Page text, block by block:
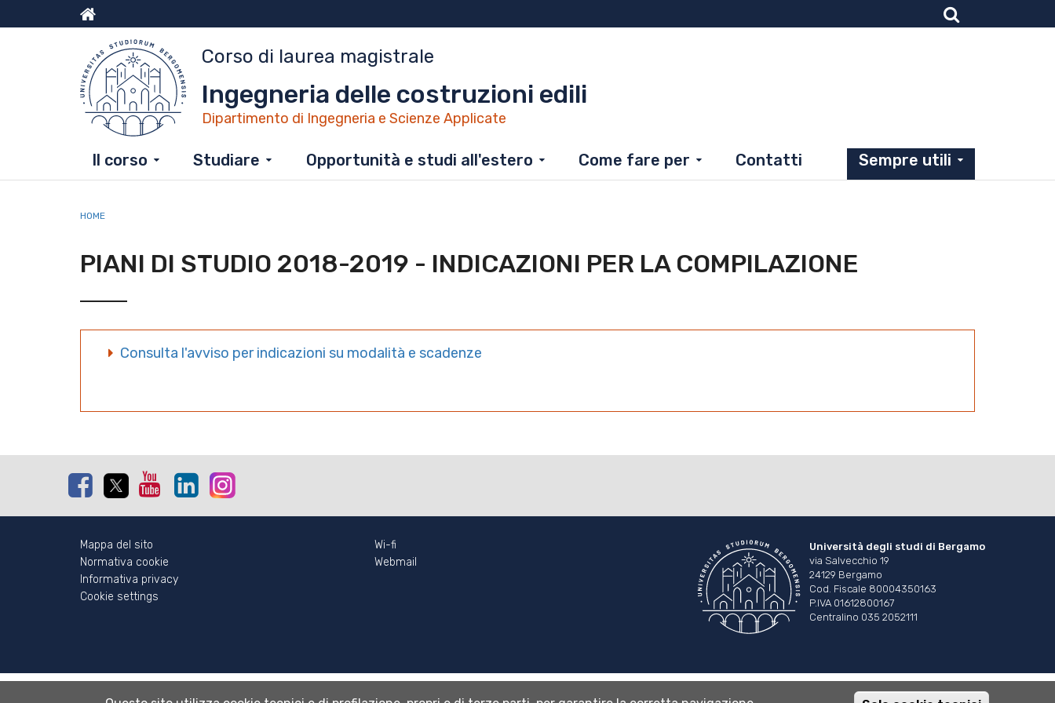
al
Menu
top
Corso di laurea magistrale
Ingegneria delle costruzioni edili
Dipartimento di Ingegneria e Scienze Applicate
Il corso Studiare Opportunità e studi all'estero Come fare per Contatti Sempre utili
HOME
PIANI DI STUDIO 2018-2019 - INDICAZIONI PER LA COMPILAZIONE
Consulta l'avviso per indicazioni su modalità e scadenze
FacebookTwitterYoutubeLinkedin
Mappa del sito
Normativa cookie
Informativa privacy
Cookie settings
Wi-fi
Webmail
Università degli studi di Bergamo
via Salvecchio 19
24129 Bergamo
Cod. Fiscale 80004350163
P.IVA 01612800167
Centralino 035 2052111